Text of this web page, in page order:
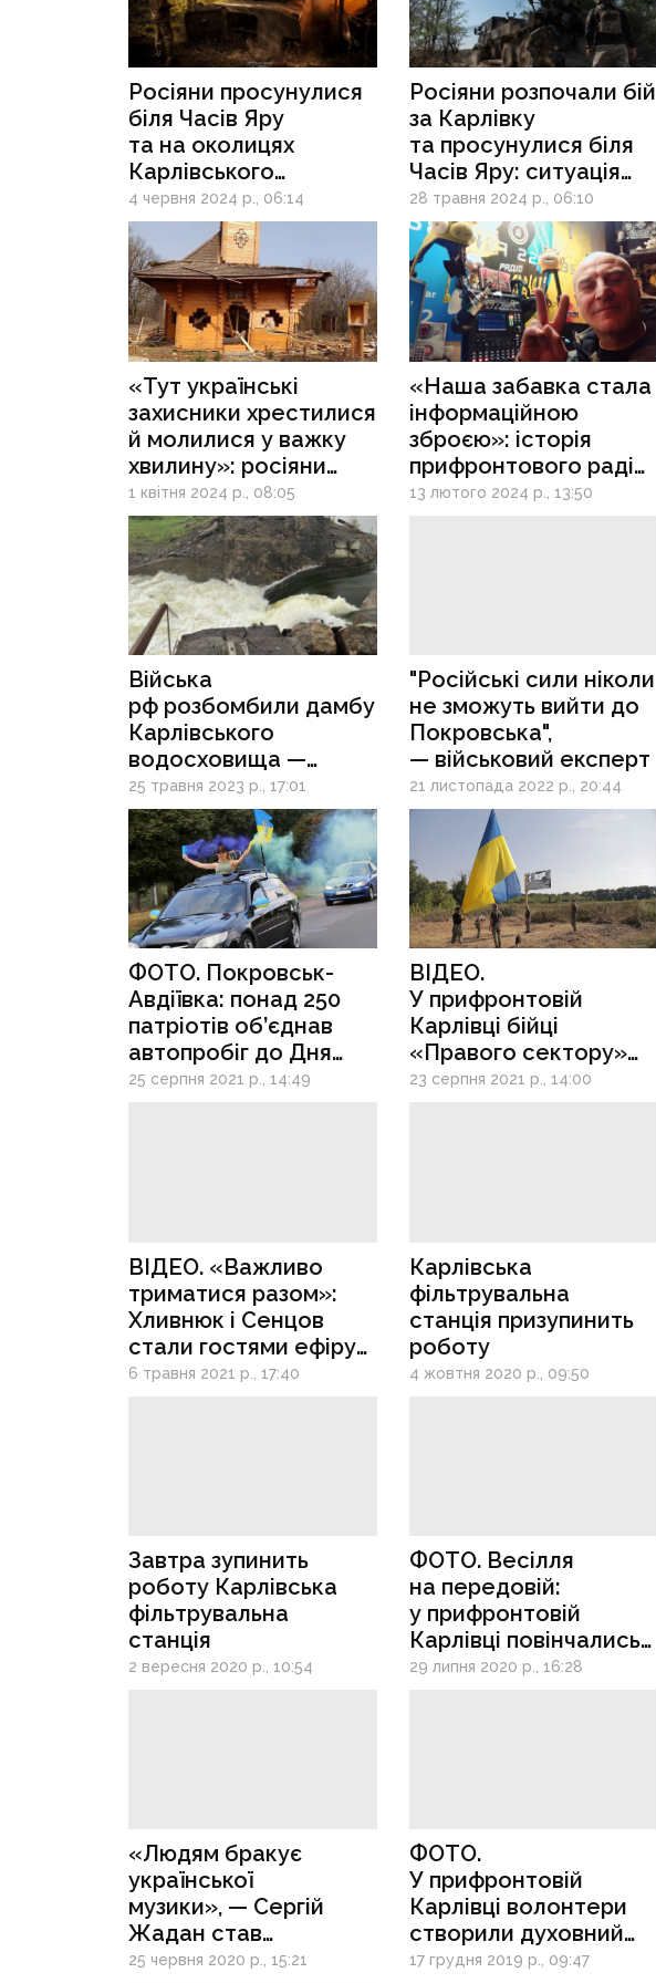
Росіяни просунулися
біля Часів Яру
та на околицях
Карлівського
водосховища:
ситуація на східному
фронті
4 червня 2024 р., 06:14
Росіяни розпочали бій
за Карлівку
та просунулися біля
Часів Яру: ситуація
на східному фронті
28 травня 2024 р., 06:10
«Тут українські
захисники хрестилися
й молилися у важку
хвилину»: росіяни
знищили церкву
святої Анни у Карлівці
1 квітня 2024 р., 08:05
«Наша забавка стала
інформаційною
зброєю»: історія
прифронтового радіо,
що мовило
13 лютого 2024 р., 13:50
Війська
рф розбомбили дамбу
Карлівського
водосховища —
найближчі селища під
загрозою підтоплення
25 травня 2023 р., 17:01
"Російські сили ніколи
не зможуть вийти до
Покровська",
— військовий експерт
21 листопада 2022 р., 20:44
ФОТО. Покровськ-
Авдіївка: понад 250
патріотів об’єднав
автопробіг до Дня
Незалежності
25 серпня 2021 р., 14:49
ВІДЕО.
У прифронтовій
Карлівці бійці
«Правого сектору»
та ЗСУ встановили
23 серпня 2021 р., 14:00
ВІДЕО. «Важливо
триматися разом»:
Хливнюк і Сенцов
стали гостями ефіру
радіо «Тризуб ФМ»
6 травня 2021 р., 17:40
Карлівська
фільтрувальна
станція призупинить
роботу
4 жовтня 2020 р., 09:50
Завтра зупинить
роботу Карлівська
фільтрувальна
станція
2 вересня 2020 р., 10:54
ФОТО. Весілля
на передовій:
у прифронтовій
Карлівці повінчались
українські військові
29 липня 2020 р., 16:28
«Людям бракує
української
музики», — Сергій
Жадан став
радіоведучим
25 червня 2020 р., 15:21
ФОТО.
У прифронтовій
Карлівці волонтери
створили духовний
осередок для
17 грудня 2019 р., 09:47